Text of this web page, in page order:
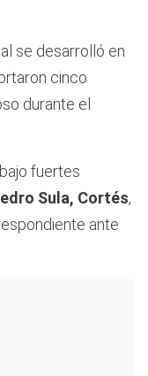
se desarrolló en
cinco
durante el
fuertes
Sula, Cortés,
ante